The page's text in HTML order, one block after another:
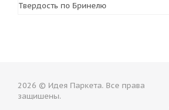
Твердость по Бринелю
2026 © Идея Паркета. Все права
защишены.